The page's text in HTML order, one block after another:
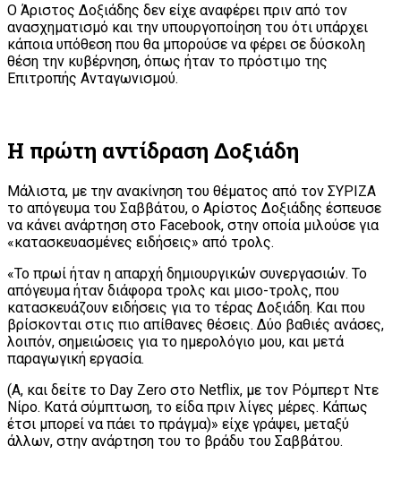
Ο Άριστος Δοξιάδης δεν είχε αναφέρει πριν από τον
ανασχηματισμό και την υπουργοποίηση του ότι υπάρχει
κάποια υπόθεση που θα μπορούσε να φέρει σε δύσκολη
θέση την κυβέρνηση, όπως ήταν το πρόστιμο της
Επιτροπής Ανταγωνισμού.
Η πρώτη αντίδραση Δοξιάδη
Μάλιστα, με την ανακίνηση του θέματος από τον ΣΥΡΙΖΑ
το απόγευμα του Σαββάτου, ο Αρίστος Δοξιάδης έσπευσε
να κάνει ανάρτηση στο Facebook, στην οποία μιλούσε για
«κατασκευασμένες ειδήσεις» από τρολς.
«Το πρωί ήταν η απαρχή δημιουργικών συνεργασιών. Το
απόγευμα ήταν διάφορα τρολς και μισο-τρολς, που
κατασκευάζουν ειδήσεις για το τέρας Δοξιάδη. Και που
βρίσκονται στις πιο απίθανες θέσεις. Δύο βαθιές ανάσες,
λοιπόν, σημειώσεις για το ημερολόγιο μου, και μετά
παραγωγική εργασία.
(Α, και δείτε το Day Zero στο Netflix, με τον Ρόμπερτ Ντε
Νίρο. Κατά σύμπτωση, το είδα πριν λίγες μέρες. Κάπως
έτσι μπορεί να πάει το πράγμα)» είχε γράψει, μεταξύ
άλλων, στην ανάρτηση του το βράδυ του Σαββάτου.